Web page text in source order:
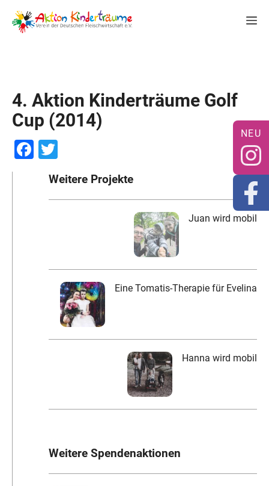
Inhalt
springen
4. Aktion Kinderträume Golf
Cup (2014)
F
wi
tt
er
Weitere Projekte
Juan wird mobil
Eine Tomatis-Therapie für Evelina
Hanna wird mobil
Weitere Spendenaktionen